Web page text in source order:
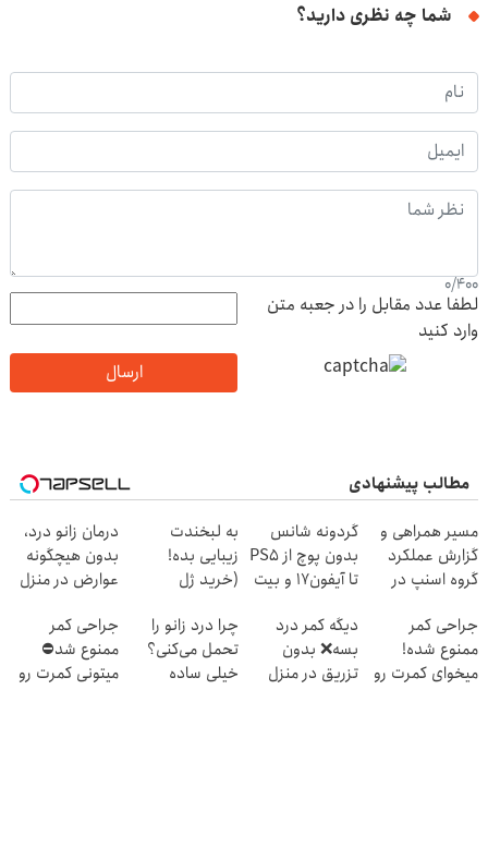
شما چه نظری دارید؟
0/400
لطفا عدد مقابل را در جعبه متن
وارد کنید
ارسال
مطالب پیشنهادی
مسیر همراهی و
گزارش عملکرد
گروه اسنپ در
گردونه شانس
بدون پوچ از PS5
تا آیفون17 و بیت
به لبخندت
زیبایی بده!
(خرید ژل
دندان
با40%تخفیف)
درمان زانو درد،
بدون هیچگونه
عوارض در منزل
جراحی کمر
ممنوع شده!
میخوای کمرت رو
دیگه کمر درد
بسه❌ بدون
تزریق در منزل
چرا درد زانو را
تحمل می‌کنی؟
خیلی ساده
جراحی کمر
ممنوع شد⛔
میتونی کمرت رو